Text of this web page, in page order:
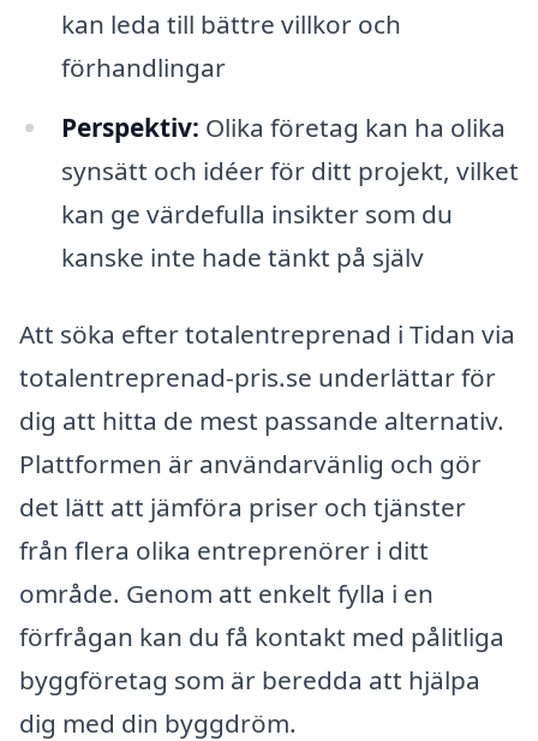
kan leda till bättre villkor och
förhandlingar
Perspektiv: Olika företag kan ha olika
synsätt och idéer för ditt projekt, vilket
kan ge värdefulla insikter som du
kanske inte hade tänkt på själv
Att söka efter totalentreprenad i Tidan via
totalentreprenad-pris.se underlättar för
dig att hitta de mest passande alternativ.
Plattformen är användarvänlig och gör
det lätt att jämföra priser och tjänster
från flera olika entreprenörer i ditt
område. Genom att enkelt fylla i en
förfrågan kan du få kontakt med pålitliga
byggföretag som är beredda att hjälpa
dig med din byggdröm.